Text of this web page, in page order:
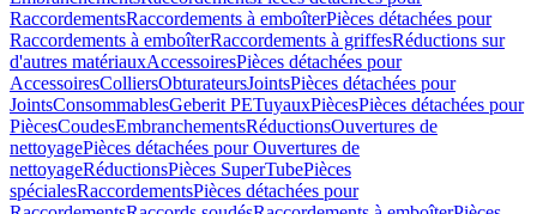
RaccordementsRaccordements à emboîterPièces détachées pour
Raccordements à emboîterRaccordements à griffesRéductions sur
d'autres matériauxAccessoiresPièces détachées pour
AccessoiresColliersObturateursJointsPièces détachées pour
JointsConsommablesGeberit PETuyauxPiècesPièces détachées pour
PiècesCoudesEmbranchementsRéductionsOuvertures de
nettoyagePièces détachées pour Ouvertures de
nettoyageRéductionsPièces SuperTubePièces
spécialesRaccordementsPièces détachées pour